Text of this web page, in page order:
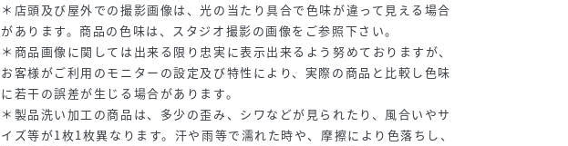
＊店頭及び屋外での撮影画像は、光の当たり具合で色味が違って見える場合
があります。商品の色味は、スタジオ撮影の画像をご参照下さい。
＊商品画像に関しては出来る限り忠実に表示出来るよう努めておりますが、
お客様がご利用のモニターの設定及び特性により、実際の商品と比較し色味
に若干の誤差が生じる場合があります。
＊製品洗い加工の商品は、多少の歪み、シワなどが見られたり、風合いやサ
イズ等が1枚1枚異なります。汗や雨等で濡れた時や、摩擦により色落ちし、